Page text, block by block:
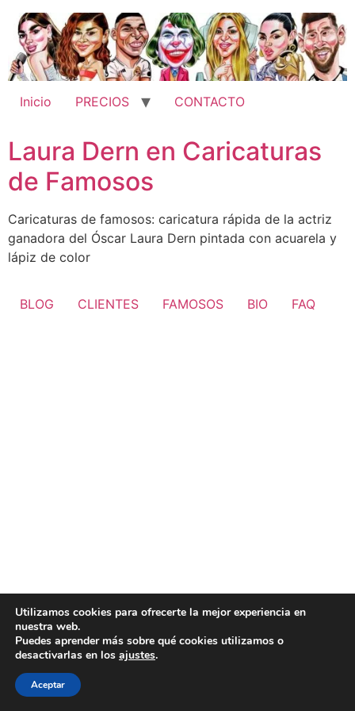
contenido
Inicio PRECIOS CONTACTO
Laura Dern en Caricaturas
de Famosos
Caricaturas de famosos: caricatura rápida de la actriz
ganadora del Óscar Laura Dern pintada con acuarela y
lápiz de color
BLOG CLIENTES FAMOSOS BIO FAQ
Utilizamos cookies para ofrecerte la mejor experiencia en
nuestra web.
Puedes aprender más sobre qué cookies utilizamos o
desactivarlas en los ajustes.
Aceptar